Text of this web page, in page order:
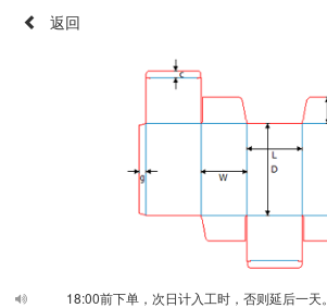
返回
18:00前下单，次日计入工时，否则延后一天。